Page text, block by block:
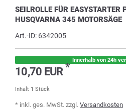
SEILROLLE FÜR EASYSTARTER
HUSQVARNA 345 MOTORSÄGE
Art.-ID: 6342005
Innerhalb von 24h
10,70 EUR*
Inhalt 1 Stück
* inkl. ges. MwSt. zzgl. Versandkosten